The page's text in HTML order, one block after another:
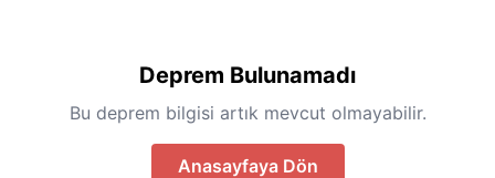
Deprem Bulunamadı
Bu deprem bilgisi artık mevcut olmayabilir.
Anasayfaya Dön